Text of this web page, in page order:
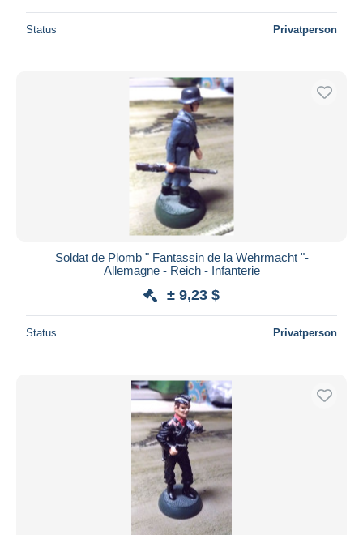
Status Privatperson
Soldat de Plomb " Fantassin de la Wehrmacht "-
Allemagne - Reich - Infanterie
± 9,23 $
Status Privatperson